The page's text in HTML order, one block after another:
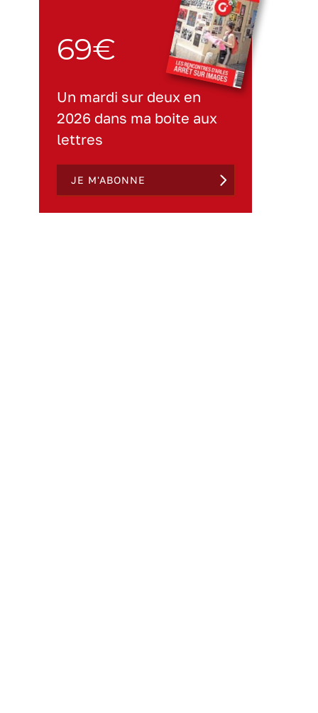
69€
Un mardi sur deux en
2026 dans ma boite aux
lettres
JE M'ABONNE